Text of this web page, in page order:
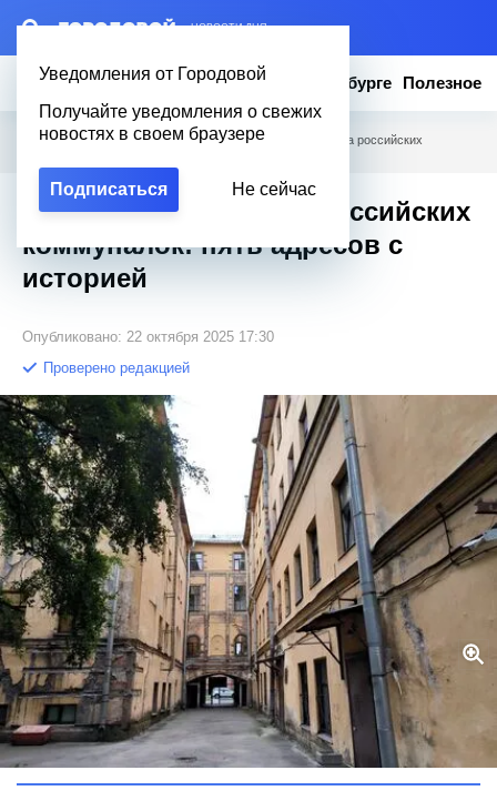
– НОВОСТИ ДНЯ
Уведомления от Городовой
Получайте уведомления о свежих
новостях в своем браузере
Подписаться Не сейчас
Новости Эксклюзив Вопросы о Петербурге Полезное
Городовой Новости Петербурга / Петербург — столица российских
Петербург — столица российских
коммуналок: пять адресов с
историей
Опубликовано: 22 октября 2025 17:30
Проверено редакцией
Петербург — столица российских коммуналок: пять адресов с
историей
globallookpress/Maksim Konstantinov